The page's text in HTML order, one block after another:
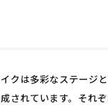
クは多彩なステージ
されています。それ